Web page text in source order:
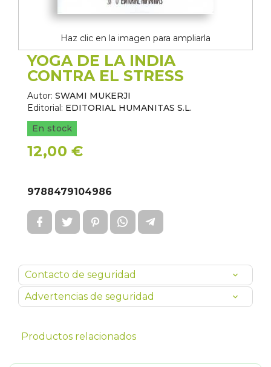
Haz clic en la imagen para ampliarla
YOGA DE LA INDIA
CONTRA EL STRESS
Autor: SWAMI MUKERJI
Editorial: EDITORIAL HUMANITAS S.L.
En stock
12,00 €
9788479104986
Contacto de seguridad
Advertencias de seguridad
Productos relacionados